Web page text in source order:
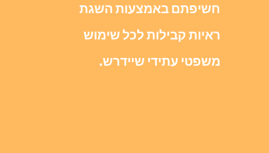
חשיפתם באמצעות השגת
ראיות קבילות לכל שימוש
משפטי עתידי שיידרש.